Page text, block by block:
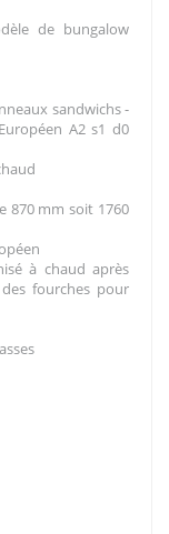
de bungalow
sandwichs -
A2 s1 d0
870 mm soit 1760
à chaud après
fourches pour